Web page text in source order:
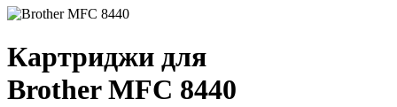
Картриджи для
Brother MFC 8440